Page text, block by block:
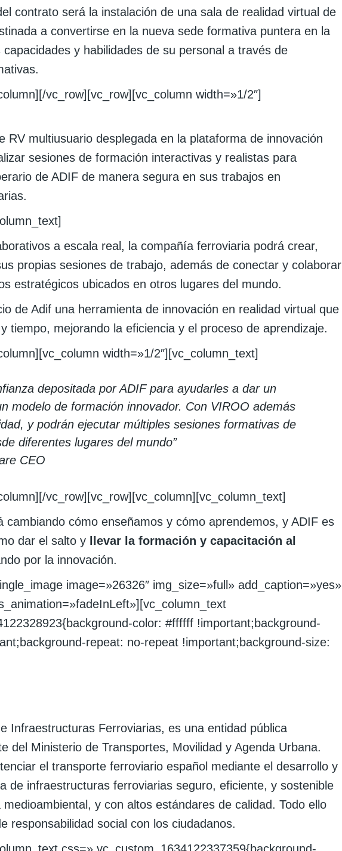
contrato será la instalación de una sala de realidad virtual de
a convertirse en la nueva sede formativa puntera en la
y habilidades de su personal a través de
vc_row][vc_row][vc_column width=»1/2″]
RV multiusuario desplegada en la plataforma de innovación
sesiones de formación interactivas y realistas para
de ADIF de manera segura en sus trabajos en
a escala real, la compañía ferroviaria podrá crear,
propias sesiones de trabajo, además de conectar y colaborar
estratégicos ubicados en otros lugares del mundo.
de Adif una herramienta de innovación en realidad virtual que
tiempo, mejorando la eficiencia y el proceso de aprendizaje.
width=»1/2″][vc_column_text]
depositada por ADIF para ayudarles a dar un
modelo de formación innovador. Con VIROO además
y podrán ejecutar múltiples sesiones formativas de
diferentes lugares del mundo”
CEO
vc_row][vc_row][vc_column][vc_column_text]
cambiando cómo enseñamos y cómo aprendemos, y ADIF es
dar el salto y
llevar la formación y capacitación al
por la innovación.
image=»26326″ img_size=»full» add_caption=»yes»
color: #ffffff !important;background-
repeat: no-repeat !important;background-size:
Infraestructuras Ferroviarias, es una entidad pública
del Ministerio de Transportes, Movilidad y Agenda Urbana.
el transporte ferroviario español mediante el desarrollo y
de infraestructuras ferroviarias seguro, eficiente, y sostenible
y con altos estándares de calidad. Todo ello
responsabilidad social con los ciudadanos.